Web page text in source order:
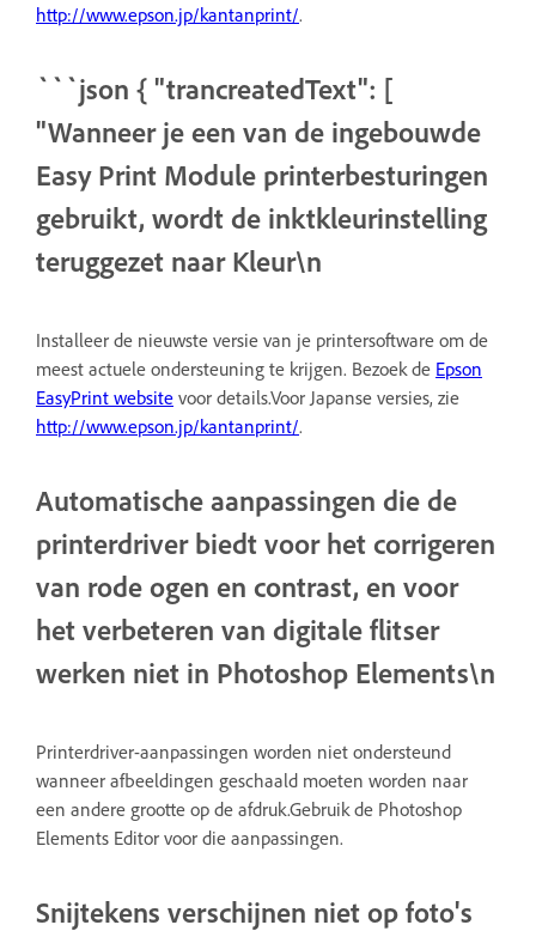
http://www.epson.jp/kantanprint/.
```json { "trancreatedText": [
"Wanneer je een van de ingebouwde
Easy Print Module printerbesturingen
gebruikt, wordt de inktkleurinstelling
teruggezet naar Kleur\n
Installeer de nieuwste versie van je printersoftware om de
meest actuele ondersteuning te krijgen. Bezoek de Epson
EasyPrint website voor details.Voor Japanse versies, zie
http://www.epson.jp/kantanprint/.
Automatische aanpassingen die de
printerdriver biedt voor het corrigeren
van rode ogen en contrast, en voor
het verbeteren van digitale flitser
werken niet in Photoshop Elements\n
Printerdriver-aanpassingen worden niet ondersteund
wanneer afbeeldingen geschaald moeten worden naar
een andere grootte op de afdruk.Gebruik de Photoshop
Elements Editor voor die aanpassingen.
Snijtekens verschijnen niet op foto's